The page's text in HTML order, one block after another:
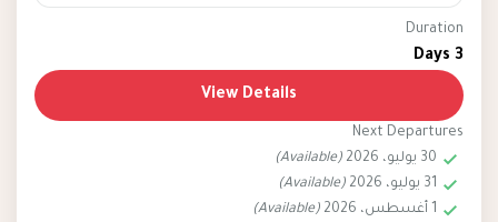
chitwan
The 3 Nights 4 Days Comfortable Chitwan Safari
experience in the heart of Nepal's Chitwan
National Park, renowned for its rich biodiversity
and natural beauty. This carefully crafted
Easy
2 People
Duration
3 Days
View Details
Next Departures
30 يوليو، 2026
(Available)
31 يوليو، 2026
(Available)
(Available)